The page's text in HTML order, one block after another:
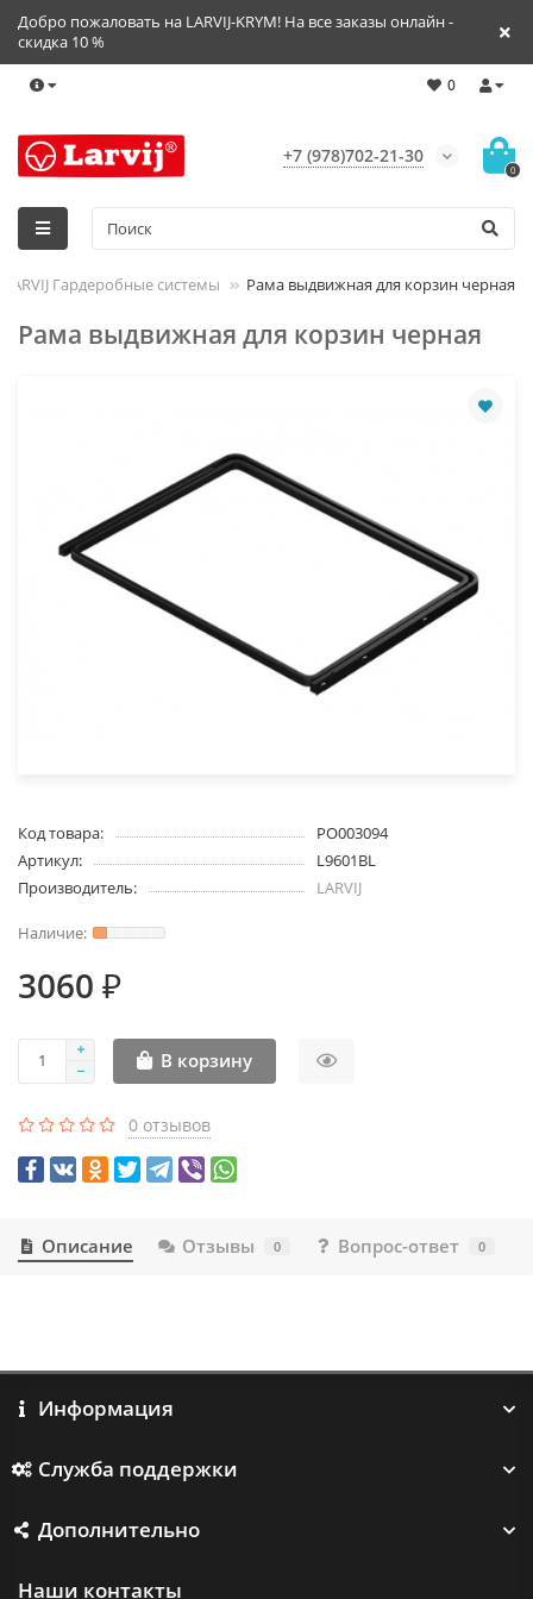
Добро пожаловать на LARVIJ-KRYM! На все заказы онлайн -
скидка 10 %
0
+7 (978)702-21-30
0
LARVIJ Гардеробные системы Рама выдвижная для корзин черная
Рама выдвижная для корзин черная
Код товара:
PO003094
Артикул:
L9601BL
Производитель:
LARVIJ
3060 ₽
В корзину
0 отзывов
Описание Отзывы 0 Вопрос-ответ 0
Информация
Служба поддержки
Дополнительно
Наши контакты